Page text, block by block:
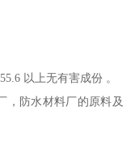
以上无有害成份 。
，防水材料厂的原料及